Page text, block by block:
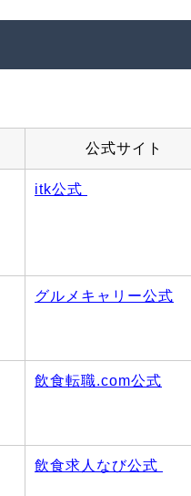
公式サイト
itk公式
グルメキャリー公式
飲食転職.com公式
飲食求人なび公式